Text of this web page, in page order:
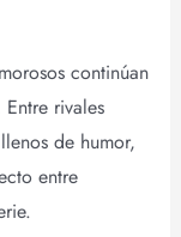
continúan
rivales
de humor,
entre